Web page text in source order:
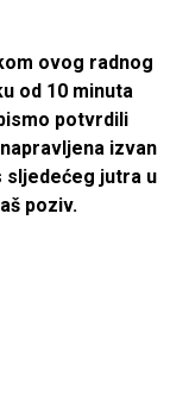
ovog radnog
od 10 minuta
potvrdili
izvan
sljedećeg jutra u
poziv.